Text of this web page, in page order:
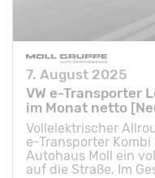
7. August 2025
VW e-Transporter
im Monat netto
Vollelektrischer
e-Transporter Kombi
Autohaus Moll ein
auf die Straße. Im